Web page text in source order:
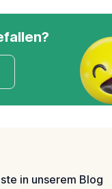
in unserem Blog